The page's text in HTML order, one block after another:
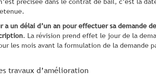
a un délai d’un an pour effectuer sa demande
. La révision prend effet le jour de la
les mois avant la formulation de la demande
travaux d’amélioration